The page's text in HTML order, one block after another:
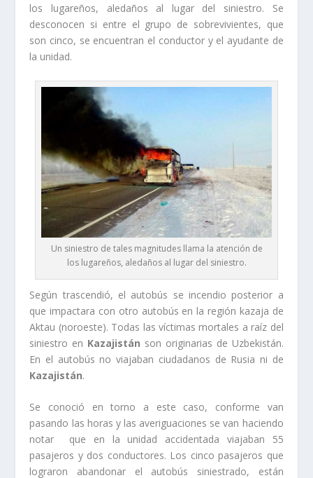
los lugareños, aledaños al lugar del siniestro. Se
desconocen si entre el grupo de sobrevivientes, que
son cinco, se encuentran el conductor y el ayudante de
la unidad.
Un siniestro de tales magnitudes llama la atención de
los lugareños, aledaños al lugar del siniestro.
Según trascendió, el autobús se incendio posterior a
que impactara con otro autobús en la región kazaja de
Aktau (noroeste). Todas las víctimas mortales a raíz del
siniestro en Kazajistán son originarias de Uzbekistán.
En el autobús no viajaban ciudadanos de Rusia ni de
Kazajistán.
Se conoció en torno a este caso, conforme van
pasando las horas y las averiguaciones se van haciendo
notar que en la unidad accidentada viajaban 55
pasajeros y dos conductores. Los cinco pasajeros que
lograron abandonar el autobús siniestrado, están